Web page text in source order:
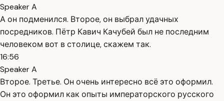
Speaker A
А он подменился. Второе, он выбрал удачных
посредников. Пётр Кавич Качубей был не последним
человеком вот в столице, скажем так.
16:56
Speaker A
Второе. Третье. Он очень интересно всё это оформил.
Он это оформил как опыты императорского русского